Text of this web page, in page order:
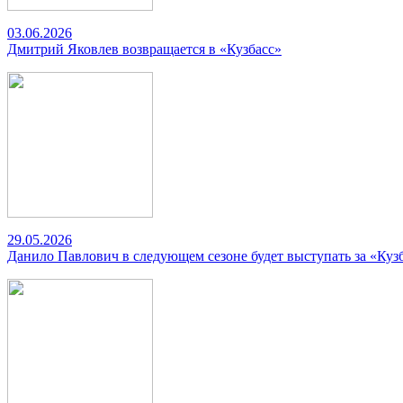
03.06.2026
Дмитрий Яковлев возвращается в «Кузбасс»
29.05.2026
Данило Павлович в следующем сезоне будет выступать за